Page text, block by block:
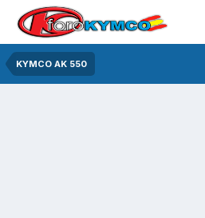
KYMCO AK 550